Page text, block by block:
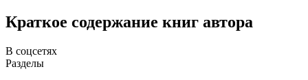
Краткое содержание книг автора
В соцсетях
Разделы